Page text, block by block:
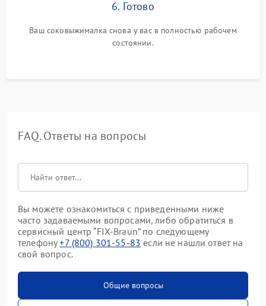
6. Готово
Ваш соковыжималка снова у вас в полностью рабочем
состоянии.
FAQ. Ответы на вопросы
Вы можете ознакомиться с приведенными ниже
часто задаваемыми вопросами, либо обратиться в
сервисный центр “FIX-Braun” по следующему
телефону+7 (800) 301-55-83 если не нашли ответ на
свой вопрос.
Общие вопросы